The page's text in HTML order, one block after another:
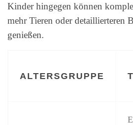
Kinder hingegen können
mehr Tieren oder detaillierteren
genießen.
ALTERSGRUPPE